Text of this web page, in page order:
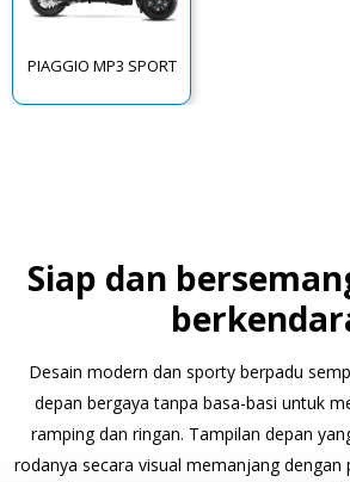
PIAGGIO MP3 SPORT
Siap dan
Desain modern dan sporty berpadu
depan bergaya tanpa basa-basi untuk
ramping dan ringan. Tampilan depan
rodanya secara visual memanjang dengan